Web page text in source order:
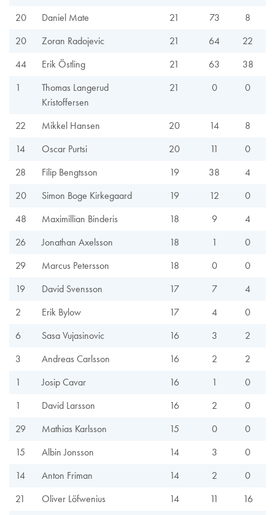
20
Daniel Mate 21 73
8
20
Zoran Radojevic 21 64
22
44
Erik Östling 21 63
38
1
Thomas Langerud
Kristoffersen
21 0 0
22 Mikkel Hansen 20 14
8
14
Oscar Purtsi 20 11
0
28
Filip Bengtsson 19 38
4
20
Simon Boge Kirkegaard 19 12
0
48
Maximillian Binderis 18 9
4
26
Jonathan Axelsson 18 1
0
29
Marcus Petersson 18 0
0
19
David Svensson 17 7
4
2
Erik Bylow 17 4
0
6
Sasa Vujasinovic 16 3
2
3
Andreas Carlsson 16 2
2
1
Josip Cavar 16 1
0
1
David Larsson 16 2
0
29
Mathias Karlsson 15 0
0
15
Albin Jonsson 14 3
0
14
Anton Friman 14 2
0
21
Oliver Löfwenius 14 11
16